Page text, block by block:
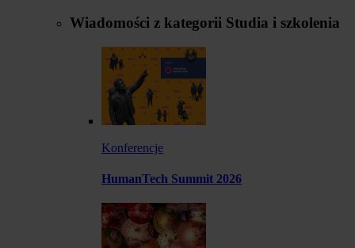
Wiadomości z kategorii Studia i szkolenia
Konferencje
HumanTech Summit 2026